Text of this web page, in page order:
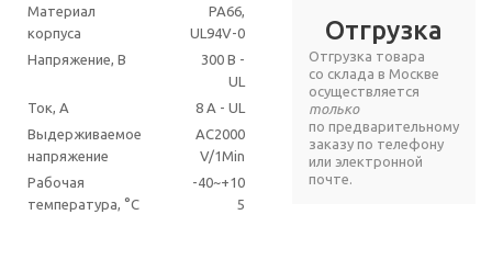
Материал
корпуса
PA66,
UL94V-0
Напряжение, В
300 В -
UL
Ток, А
8 A - UL
Выдерживаемое
напряжение
AC2000
V/1Min
Рабочая
температура, °C
-40~+10
5
Отгрузка
Отгрузка товара
со склада в Москве
осуществляется
только
по предварительному
заказу по телефону
или электронной
почте.